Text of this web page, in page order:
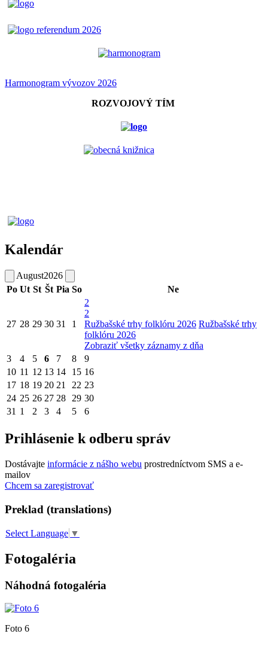
Harmonogram vývozov 2026
ROZVOJOVÝ TÍM
Kalendár
August2026
Po Ut St Št Pia So Ne
27 28 29 30 31 1
2
2
Ružbašské trhy folklóru 2026 Ružbašské trhy
folklóru 2026
Zobraziť všetky záznamy z dňa
3
4 5 6 7 8
9
10 11 12 13 14 15 16
17 18 19 20 21 22 23
24 25 26 27 28 29 30
31 1 2 3 4 5 6
Prihlásenie k odberu správ
Dostávajte informácie z nášho webu prostredníctvom SMS a e-
mailov
Chcem sa zaregistrovať
Preklad (translations)
Select Language ▼
Fotogaléria
Náhodná fotogaléria
Foto 6